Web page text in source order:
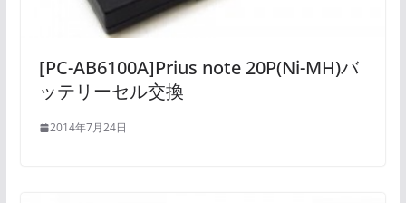
[PC-AB6100A]Prius note 20P(Ni-MH)バ
ッテリーセル交換
2014年7月24日